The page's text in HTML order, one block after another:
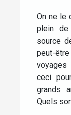
On ne le
plein
source
peut-
ceci
grands
Quels